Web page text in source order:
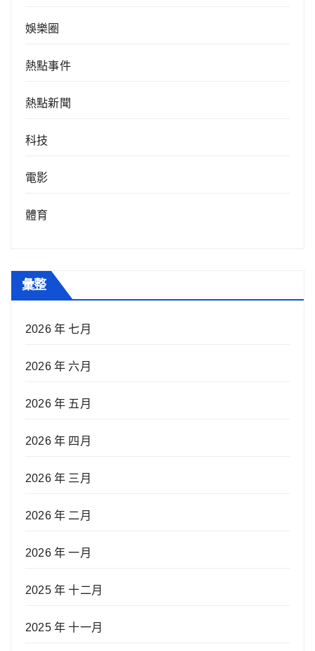
娛樂圈
熱點事件
熱點新聞
科技
電影
體育
彙整
2026 年 七月
2026 年 六月
2026 年 五月
2026 年 四月
2026 年 三月
2026 年 二月
2026 年 一月
2025 年 十二月
2025 年 十一月